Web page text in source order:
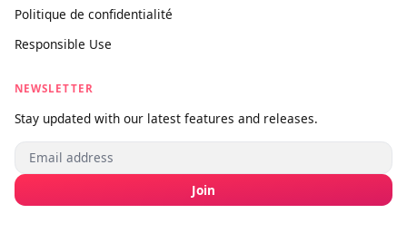
Soumettre un commentaire
info@videodownloader.net
support@videodownloader.net
LEGAL